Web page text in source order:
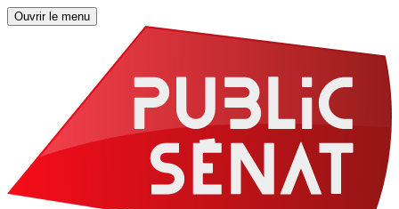
Ouvrir le menu